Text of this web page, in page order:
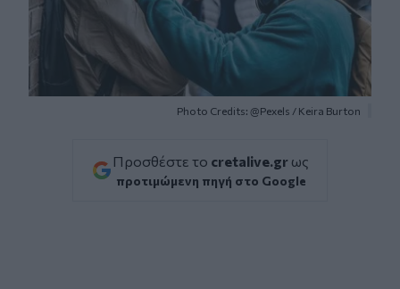
Photo Credits: @Pexels / Κeira Βurton
Προσθέστε το cretalive.gr ως
προτιμώμενη πηγή στο Google